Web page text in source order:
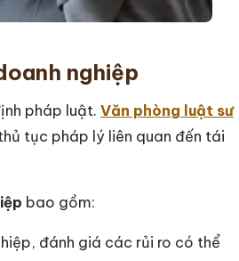
nghiệp
pháp luật. Văn phòng luật sư
tục pháp lý liên quan đến tái
bao gồm:
đánh giá các rủi ro có thể